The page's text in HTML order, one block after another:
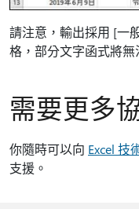
請注意，輸出採用 [一
格，部分文字函式將無
需要更多
你隨時可以向 Excel 技
支援。